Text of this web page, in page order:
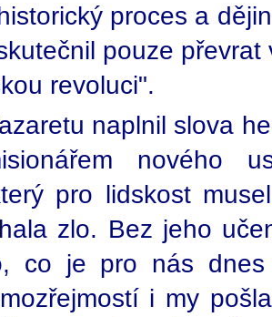
proces a
pouze
revoluci".
naplnil slova
nového
pro lidskost
zlo. Bez jeho
co je pro nás
i my